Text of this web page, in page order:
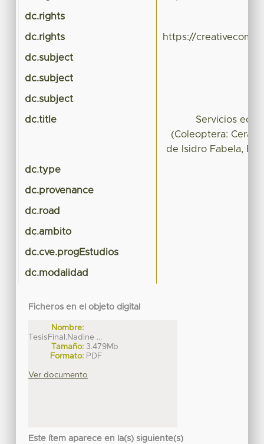
dc.rights
dc.rights https://
dc.subject
dc.subject
dc.subject
dc.title
Servicios
(Coleoptera:
de Isidro Fabela,
dc.type
dc.provenance
dc.road
dc.ambito
dc.cve.progEstudios
dc.modalidad
Ficheros en el objeto digital
Nombre:
TesisFinal.Nadine ...
Tamaño: 3.479Mb
Formato: PDF
Ver documento
Este ítem aparece en la(s) siguiente(s)